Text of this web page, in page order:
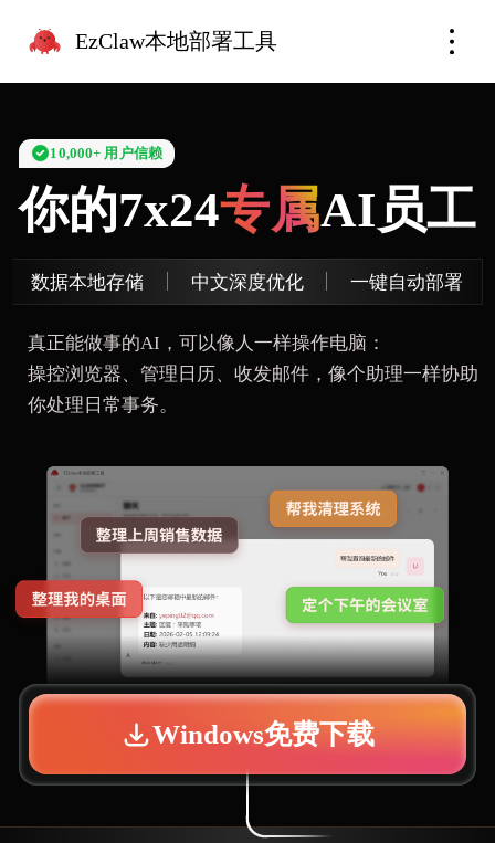
EzClaw本地部署工具
你的7x24专属AI员工
10,000+ 用户信赖
数据本地存储 中文深度优化 一键自动部署
真正能做事的AI，可以像人一样操作电脑：
操控浏览器、管理日历、收发邮件，像个助理一样协助
你处理日常事务。
Windows免费下载